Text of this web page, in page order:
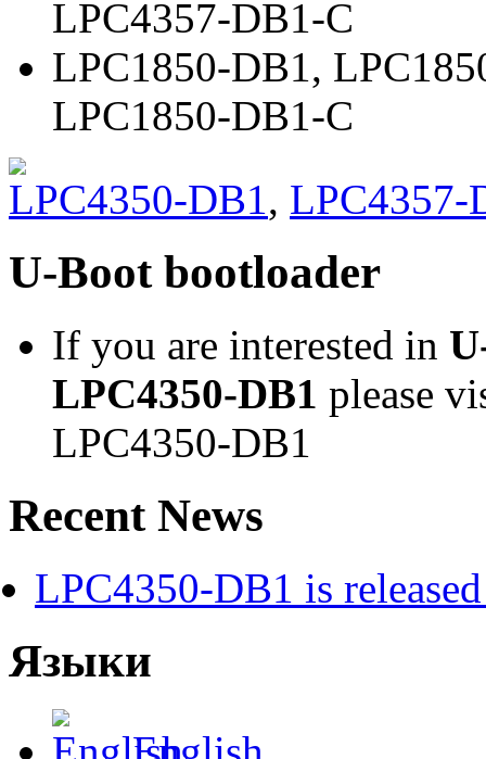
LPC4357-DB1-C
LPC1850-DB1,
LPC1850-DB1-C
LPC4350-DB1, LPC4357-
U-Boot bootloader
If you are interested in
LPC4350-DB1 please
LPC4350-DB1
Recent News
LPC4350-DB1 is
Языки